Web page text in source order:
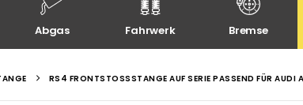
Abgas Fahrwerk Bremse
RS4 FRONTSTOSSSTANGE AUF SERIE PASSEND FÜR AUDI